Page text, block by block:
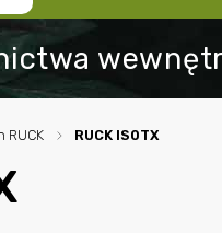
RUCK / RUCK ISOTX